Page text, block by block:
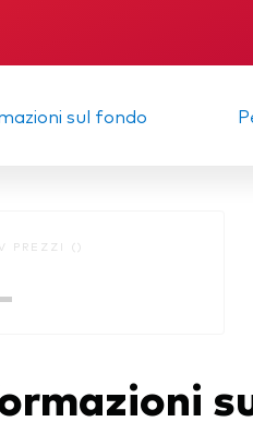
sul fondo
PREZZI ()